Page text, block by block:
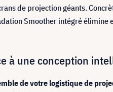
de projection géants.
Smoother intégré
à une conception
de votre logistique de